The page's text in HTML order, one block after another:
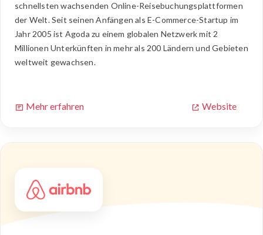
schnellsten wachsenden Online-Reisebuchungsplattformen
der Welt. Seit seinen Anfängen als E-Commerce-Startup im
Jahr 2005 ist Agoda zu einem globalen Netzwerk mit 2
Millionen Unterkünften in mehr als 200 Ländern und Gebieten
weltweit gewachsen.
Mehr erfahren Website